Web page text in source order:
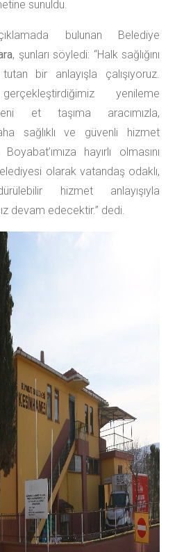
sunuldu.
bulunan Belediye
, şunları söyledi: “Halk sağlığını
bir anlayışla çalışıyoruz.
yenileme
et taşıma aracımızla,
sağlıklı ve güvenli hizmet
hayırlı olmasını
olarak vatandaş odaklı,
hizmet anlayışıyla
devam edecektir.” dedi.